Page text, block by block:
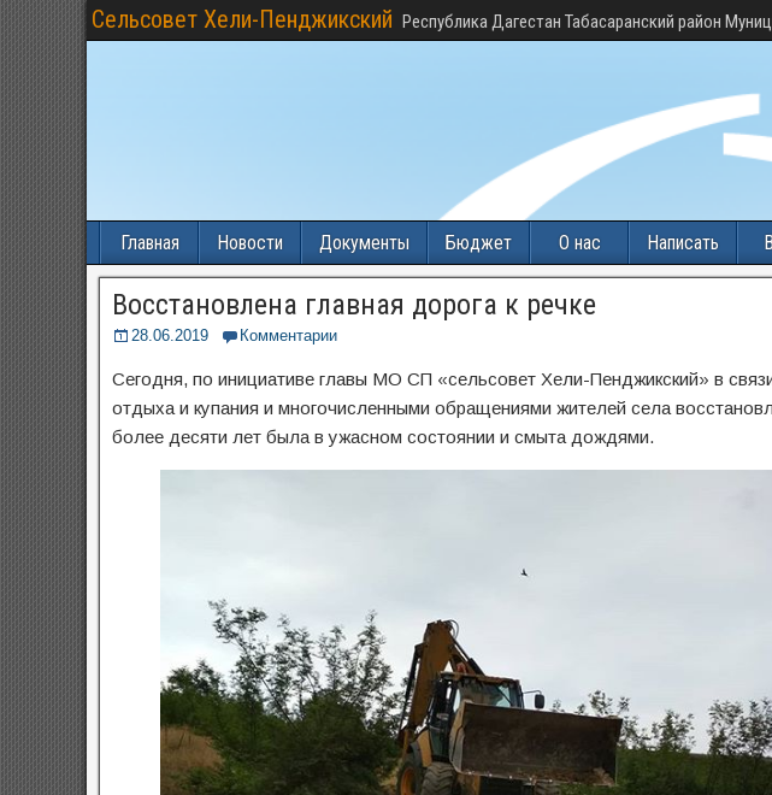
Сельсовет Хели-Пенджикский Республика Дагестан Табасаранский район
Главная Новости Документы Бюджет О нас Написать
Восстановлена главная дорога к речке
28.06.2019 Комментарии
Сегодня, по инициативе главы МО СП «сельсовет Хели-Пенджикский» в
отдыха и купания и многочисленными обращениями жителей села
более десяти лет была в ужасном состоянии и смыта дождями.